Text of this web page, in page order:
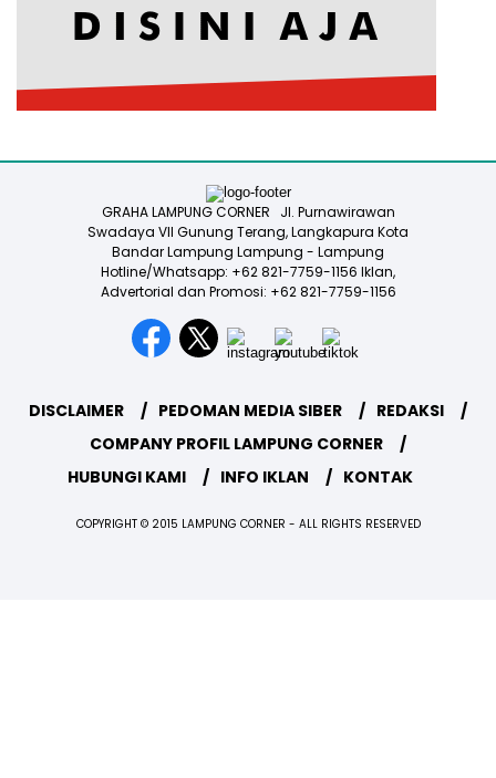
GRAHA LAMPUNG CORNER Jl. Purnawirawan
Swadaya VII Gunung Terang, Langkapura Kota
Bandar Lampung Lampung - Lampung
Hotline/Whatsapp: +62 821-7759-1156 Iklan,
Advertorial dan Promosi: +62 821-7759-1156
DISCLAIMER PEDOMAN MEDIA SIBER
REDAKSI
COMPANY PROFIL LAMPUNG CORNER
HUBUNGI KAMI
INFO IKLAN KONTAK
COPYRIGHT © 2015 LAMPUNG CORNER - ALL RIGHTS RESERVED